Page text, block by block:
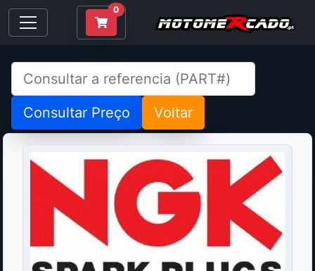
0
Consultar Preço Voltar